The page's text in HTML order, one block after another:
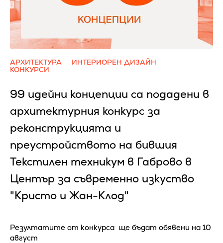
АРХИТЕКТУРА
ИНТЕРИОРЕН ДИЗАЙН
КОНКУРСИ
99 идейни концепции са подадени в
архитектурния конкурс за
реконструкцията и
преустройството на бившия
Текстилен техникум в Габрово в
Център за съвременно изкуство
"Кристо и Жан-Клод"
Резултатите от конкурса ще бъдат обявени на 10
август